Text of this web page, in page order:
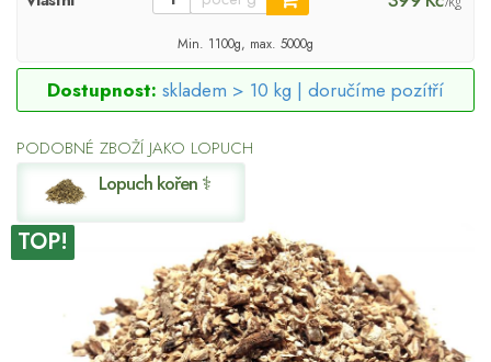
Min. 1100g, max. 5000g
Dostupnost: skladem > 10 kg | doručíme pozítří
PODOBNÉ ZBOŽÍ JAKO LOPUCH
Lopuch kořen ⚕
TOP!